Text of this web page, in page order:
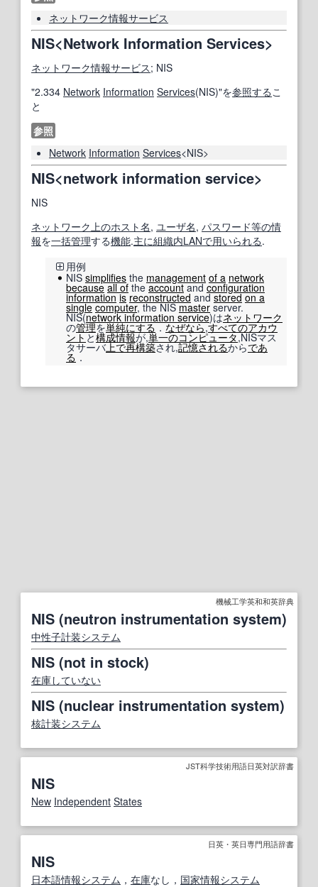
ネットワーク情報サービス
NIS<Network Information Services>
ネットワーク情報サービス; NIS
"2.334 Network Information Services(NIS)"を参照する こ
と
参照
Network Information Services<NIS>
NIS<network information service>
NIS
ネットワーク 上のホスト名, ユーザ名, パスワード等の情
報を一括管理する機能.主に組織内LANで用いられる.
用例
NIS simplifies the management of a network
because all of theaccountandconfiguration
information is reconstructed andstored on a
single computer, the NISmaster server.
NIS(network information service)はネットワーク
の管理を単純にする．なぜなら,すべてのアカウ
ントと構成情報が,単一のコンピュータ,NISマス
タサーバ上で再構築され,記憶されるからであ
る ．
機械工学英和和英辞典
NIS (neutron instrumentation system)
中性子計装システム
NIS (not in stock)
在庫していない
NIS (nuclear instrumentation system)
核計装システム
JST科学技術用語日英対訳辞書
NIS
New Independent States
日英・英日専門用語辞書
NIS
日本語情報システム ， 在庫なし， 国家情報システム